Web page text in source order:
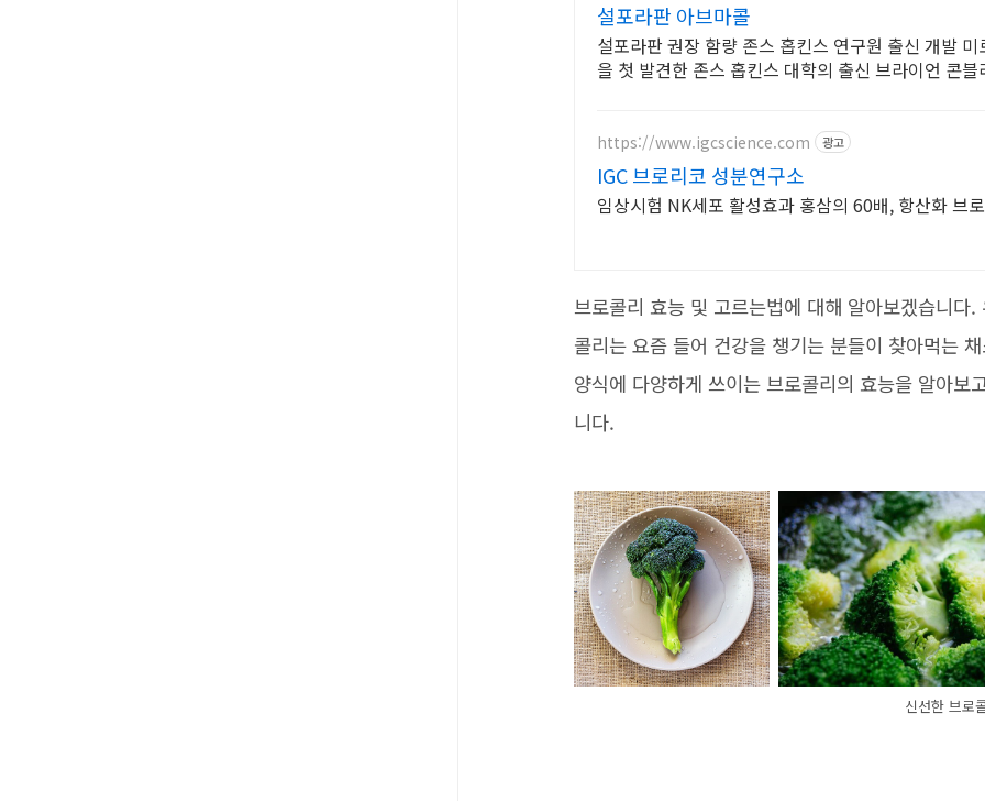
설포라판 아브마콜
설포라판 권장 함량 존스 홉킨스 연구원 출신 개발
을 첫 발견한 존스 홉킨스 대학의 출신 브라이언 콘
https://www.igcscience.com 광고
IGC 브로리코 성분연구소
임상시험 NK세포 활성효과 홍삼의 60배, 항산화 브
브로콜리 효능 및 고르는법에 대해 알아보겠습니
콜리는 요즘 들어 건강을 챙기는 분들이 찾아먹는
양식에 다양하게 쓰이는 브로콜리의 효능을 알아보
니다.
신선한 브로